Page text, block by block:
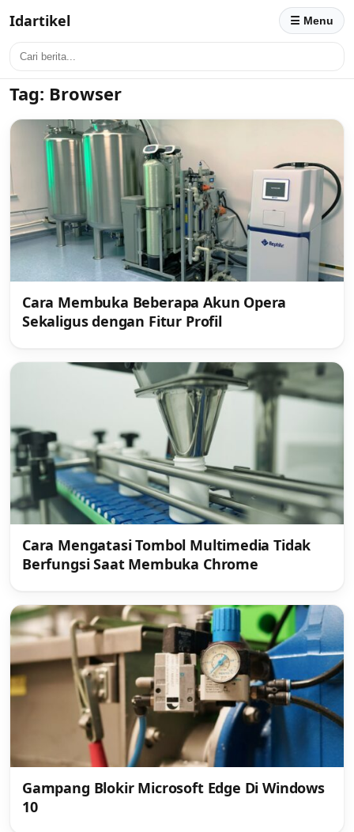
Idartikel ☰ Menu
Tag: Browser
Cara Membuka Beberapa Akun Opera
Sekaligus dengan Fitur Profil
Cara Mengatasi Tombol Multimedia Tidak
Berfungsi Saat Membuka Chrome
Gampang Blokir Microsoft Edge Di Windows
10